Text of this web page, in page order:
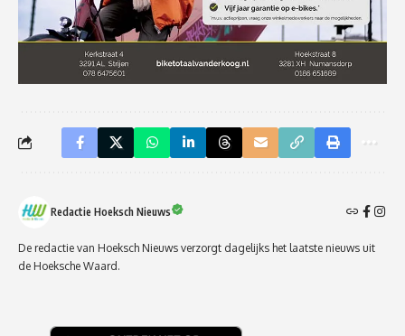
Redactie Hoeksch Nieuws
De redactie van Hoeksch Nieuws verzorgt dagelijks het laatste nieuws uit
de Hoeksche Waard.